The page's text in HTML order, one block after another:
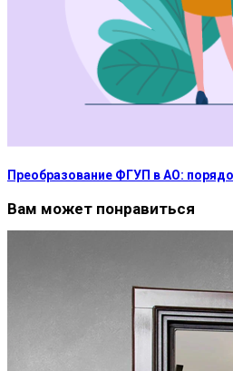
Преобразование ФГУП в АО:
Вам может понравиться